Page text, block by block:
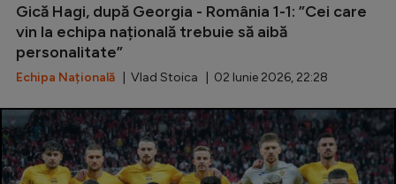
Gică Hagi, după Georgia - România 1-1: ”Cei care
vin la echipa națională trebuie să aibă
personalitate”
Echipa Națională | Vlad Stoica | 02 Iunie 2026, 22:28